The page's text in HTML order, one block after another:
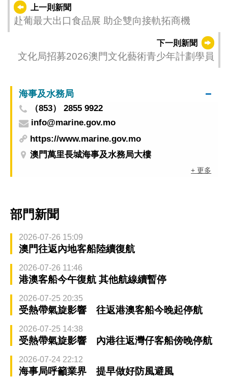
上一則新聞
赴葡最大出口食品展 助企雙向接軌拓商機
下一則新聞
文化局招募2026澳門文化藝術青少年計劃學員
海事及水務局
（853） 2855 9922
info@marine.gov.mo
https://www.marine.gov.mo
澳門萬里長城海事及水務局大樓
+ 更多
部門新聞
2026-07-26 15:09
澳門往返內地客船陸續復航
2026-07-26 11:46
港澳客船今午復航 其他航線續暫停
2026-07-25 20:35
受熱帶氣旋影響 往返港澳客船今晚起停航
2026-07-25 14:38
受熱帶氣旋影響 內港往返灣仔客船傍晚停航
2026-07-24 22:12
海事局呼籲業界 提早做好防風避風